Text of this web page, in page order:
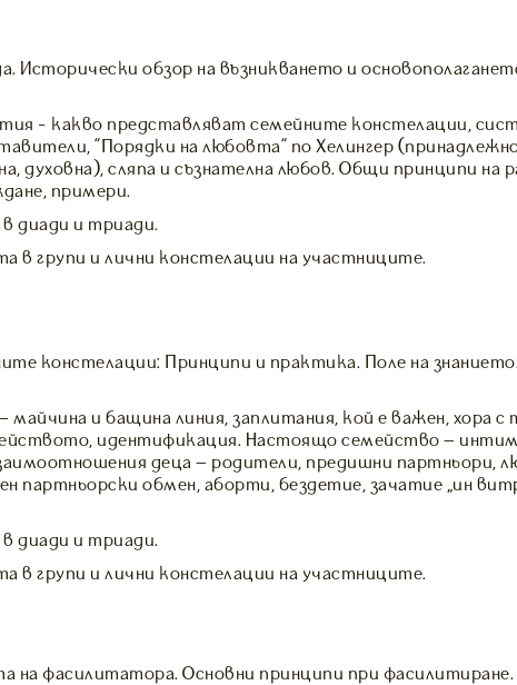
Исторически обзор на възникването и
- какво представляват семейните констелации,
"Порядки на любовта" по Хелингер
духовна), сляпа и съзнателна любов. Общи принципи на
примери.
диади и триади.
в групи и лични констелации на участниците.
констелации: Принципи и практика. Поле на
и бащина линия, заплитания, кой е важен, хора с
идентификация. Настоящо семейство –
деца – родители, предишни партньори,
партньорски обмен, аборти, бездетие, зачатие „ин
диади и триади.
в групи и лични констелации на участниците.
на фасилитатора. Основни принципи при фасилитиране.